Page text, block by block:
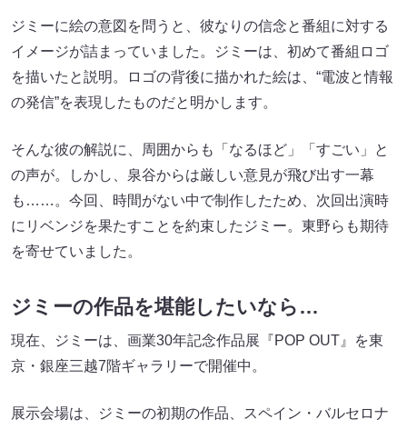
ジミーに絵の意図を問うと、彼なりの信念と番組に対する
イメージが詰まっていました。ジミーは、初めて番組ロゴ
を描いたと説明。ロゴの背後に描かれた絵は、“電波と情報
の発信”を表現したものだと明かします。
そんな彼の解説に、周囲からも「なるほど」「すごい」と
の声が。しかし、泉谷からは厳しい意見が飛び出す一幕
も……。今回、時間がない中で制作したため、次回出演時
にリベンジを果たすことを約束したジミー。東野らも期待
を寄せていました。
ジミーの作品を堪能したいなら…
現在、ジミーは、画業30年記念作品展『POP OUT』を東
京・銀座三越7階ギャラリーで開催中。
展示会場は、ジミーの初期の作品、スペイン・バルセロナ